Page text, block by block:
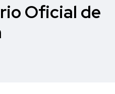
Oficial de